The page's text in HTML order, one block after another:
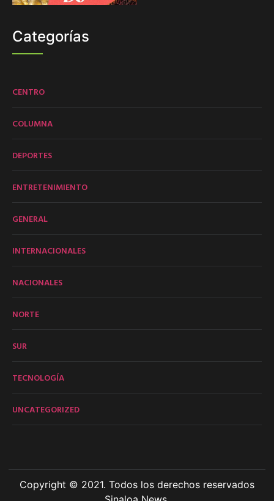
Categorías
CENTRO
COLUMNA
DEPORTES
ENTRETENIMIENTO
GENERAL
INTERNACIONALES
NACIONALES
NORTE
SUR
TECNOLOGÍA
UNCATEGORIZED
Copyright © 2021. Todos los derechos reservados